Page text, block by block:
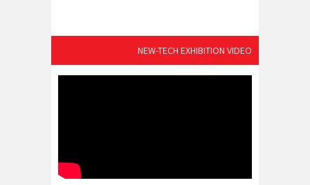
NEW-TECH EXHIBITION VIDEO